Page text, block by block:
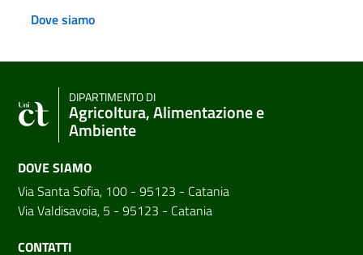
Dove siamo
DIPARTIMENTO DI
Agricoltura, Alimentazione e
Ambiente
DOVE SIAMO
Via Santa Sofia, 100 - 95123 - Catania
Via Valdisavoia, 5 - 95123 - Catania
CONTATTI